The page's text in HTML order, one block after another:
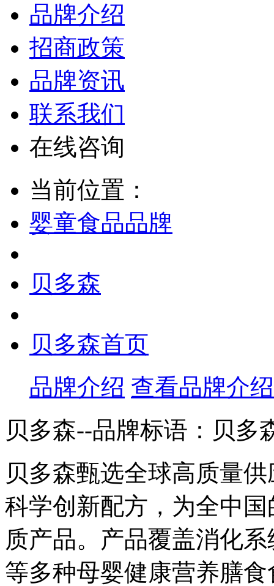
品牌介绍
招商政策
品牌资讯
联系我们
在线咨询
当前位置：
婴童食品品牌
贝多森
贝多森首页
品牌介绍 查看品牌介绍
贝多森--品牌标语： 贝多
贝多森甄选全球高质量
科学创新配方，为全中
质产品。产品覆盖消化
等多种母婴健康营养膳